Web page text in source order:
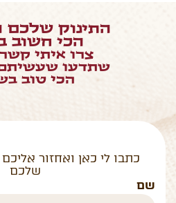
התינוק שלכם
הכי חשוב
צרו איתי
שתדעו
הכי טוב
כתבו לי כאן ואחזור
שלכם
שם